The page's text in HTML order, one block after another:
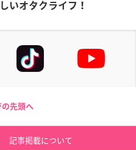
いオタクライフ！
の先頭へ
記事掲載について